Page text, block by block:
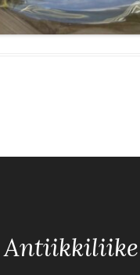
Antiikkiliike